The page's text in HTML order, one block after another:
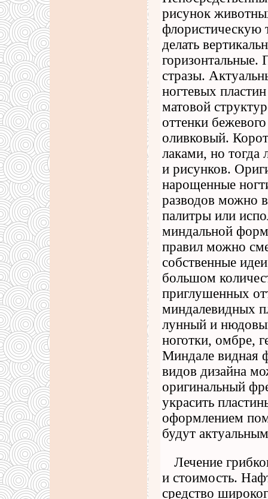
рисунок
флористическую
делать
горизонтальные.
стразы.
ногтевых
матовой
оттенки
оливковый.
лаками, но тогда
и рисунков.
нарощенные
разводов можно
палитры или
миндальной
правил можно
собственные
большом
приглушенных
миндалевидных
лунный и
ноготки, омбре,
Миндале видная
видов дизайна
оригинальный
украсить
оформлением
будут
Лечение
и стоимость.
средство